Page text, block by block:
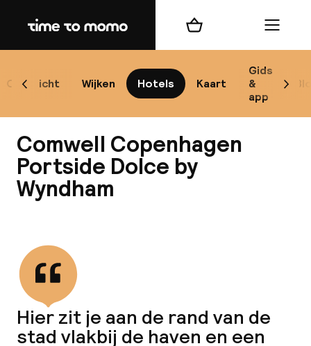
Home
Overzicht Wijken Hotels Kaart
Gids
&
app
Scroll naar links
Winkelmand Menu
Comwell Copenhagen
Portside Dolce by
Wyndham
Hier zit je aan de rand van de
stad vlakbij de haven en een